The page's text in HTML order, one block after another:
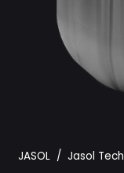
JASOL / Jasol Tech